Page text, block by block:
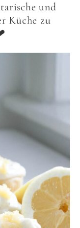
und
Küche zu